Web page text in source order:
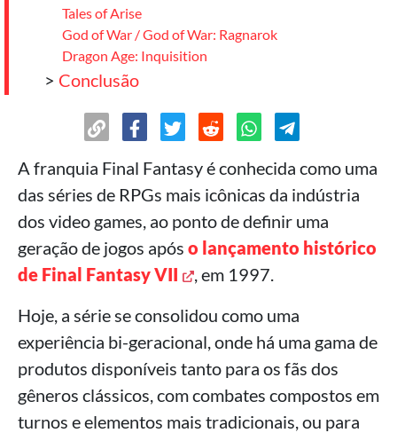
Tales of Arise
God of War / God of War: Ragnarok
Dragon Age: Inquisition
> Conclusão
A franquia Final Fantasy é conhecida como uma
das séries de RPGs mais icônicas da indústria
dos video games, ao ponto de definir uma
geração de jogos após o lançamento histórico
de Final Fantasy VII
, em 1997.
Hoje, a série se consolidou como uma
experiência bi-geracional, onde há uma gama de
produtos disponíveis tanto para os fãs dos
gêneros clássicos, com combates compostos em
turnos e elementos mais tradicionais, ou para